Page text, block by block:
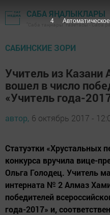
САБА ЯҢАЛЫКЛАРЫ
"Саба таңнары" газетасы - Саба
САБИНСКИЕ ЗОРИ
Учитель из
вошел в число
«Учитель года-
автор, 6 октябрь 2017 -
Статуэтки «Хрустальных
конкурса вручила вице-
Ольга Голодец. Учитель
интерната № 2 Алмаз
победителей
года-2017» и,
3